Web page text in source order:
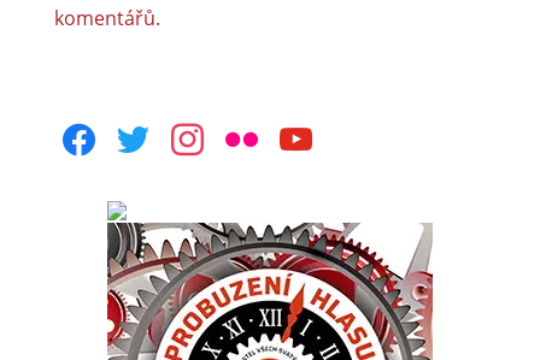
komentářů.
facebooktwitterinstagram
flickr youtube